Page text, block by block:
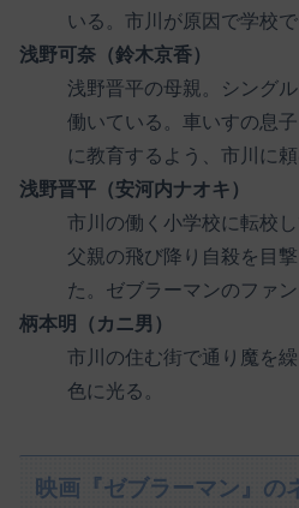
いる。市川が原因で学校
浅野可奈（鈴木京香）
浅野晋平の母親。シング
働いている。車いすの息
に教育するよう、市川に頼
浅野晋平（安河内ナオキ）
市川の働く小学校に転校
父親の飛び降り自殺を目
た。ゼブラーマンのファン
柄本明（カニ男）
市川の住む街で通り魔を
色に光る。
映画『ゼブラーマン』の